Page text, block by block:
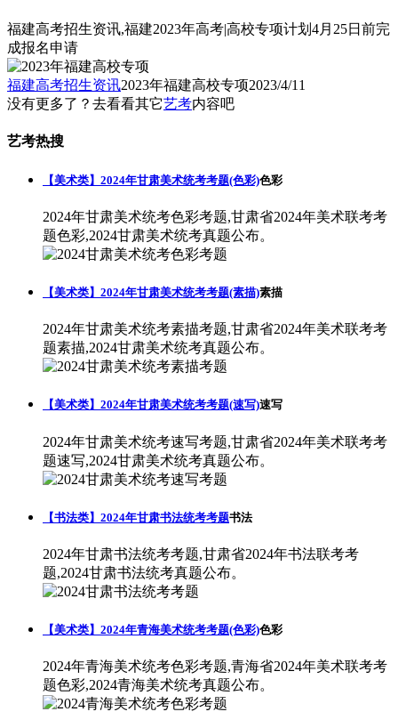
福建高考招生资讯,福建2023年高考|高校专项计划4月25日前完
成报名申请
福建高考招生资讯2023年福建高校专项2023/4/11
没有更多了？去看看其它艺考内容吧
艺考热搜
【美术类】2024年甘肃美术统考考题(色彩)色彩
2024年甘肃美术统考色彩考题,甘肃省2024年美术联考考
题色彩,2024甘肃美术统考真题公布。
【美术类】2024年甘肃美术统考考题(素描)素描
2024年甘肃美术统考素描考题,甘肃省2024年美术联考考
题素描,2024甘肃美术统考真题公布。
【美术类】2024年甘肃美术统考考题(速写)速写
2024年甘肃美术统考速写考题,甘肃省2024年美术联考考
题速写,2024甘肃美术统考真题公布。
【书法类】2024年甘肃书法统考考题书法
2024年甘肃书法统考考题,甘肃省2024年书法联考考
题,2024甘肃书法统考真题公布。
【美术类】2024年青海美术统考考题(色彩)色彩
2024年青海美术统考色彩考题,青海省2024年美术联考考
题色彩,2024青海美术统考真题公布。